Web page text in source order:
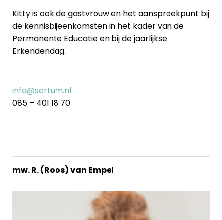
Kitty is ook de gastvrouw en het aanspreekpunt bij
de kennisbijeenkomsten in het kader van de
Permanente Educatie en bij de jaarlijkse
Erkendendag.
info@sertum.nl
085 – 401 18 70
mw. R. (Roos) van Empel